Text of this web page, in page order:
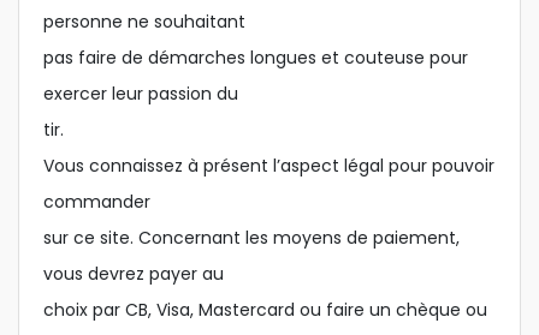
personne ne souhaitant
pas faire de démarches longues et couteuse pour
exercer leur passion du
tir.
Vous connaissez à présent l’aspect légal pour pouvoir
commander
sur ce site. Concernant les moyens de paiement,
vous devrez payer au
choix par CB, Visa, Mastercard ou faire un chèque ou